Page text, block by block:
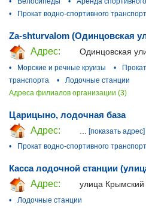
•
Прокат водно-спортивного
Za-shturvalom (Одинцовская
Адрес:
Одинцовская
•
Морские и речные круизы •
транспорта
•
Лодочные станции
Адреса филиалов организации (3)
Царицыно, лодочная база
Адрес:
[показать адрес]
•
Прокат водно-спортивного
Касса лодочной станции
Адрес:
улица
•
Лодочные станции